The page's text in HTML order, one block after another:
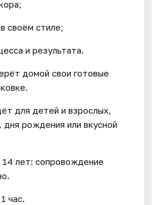
своём стиле;
и результата.
домой свои готовые
для детей и взрослых,
дня рождения или вкусной
лет: сопровождение
час.